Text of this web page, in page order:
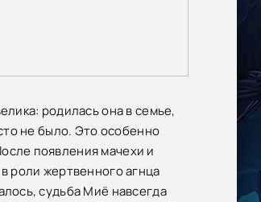
родилась она в семье,
не было. Это особенно
появления мачехи и
роли жертвенного агнца
судьба Миё навсегда